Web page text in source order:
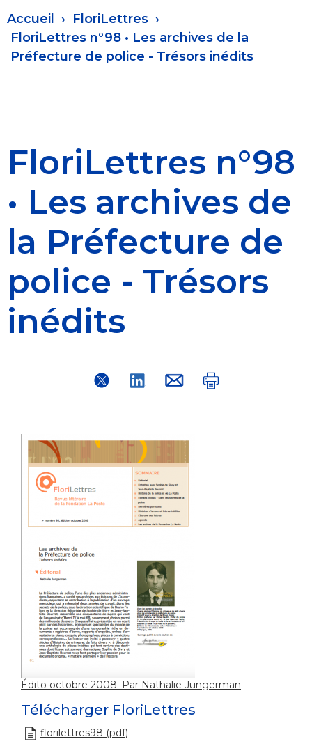
Fil
d'Ariane
Accueil
FloriLettres
FloriLettres n°98 • Les archives de la
Préfecture de police - Trésors inédits
FloriLettres n°98
• Les archives de
la Préfecture de
police - Trésors
inédits
Édito octobre 2008. Par Nathalie Jungerman
Télécharger FloriLettres
florilettres98 (pdf)